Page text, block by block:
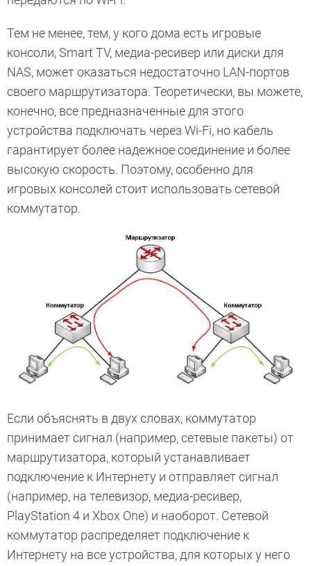
Тем не менее, тем, у кого дома есть игровые
консоли, Smart TV, медиа-ресивер или диски для
NAS, может оказаться недостаточно LAN-портов
своего маршрутизатора. Теоретически, вы можете,
конечно, все предназначенные для этого
устройства подключать через Wi-Fi, но кабель
гарантирует более надежное соединение и более
высокую скорость. Поэтому, особенно для
игровых консолей стоит использовать сетевой
коммутатор.
Если объяснять в двух словах, коммутатор
принимает сигнал (например, сетевые пакеты) от
маршрутизатора, который устанавливает
подключение к Интернету и отправляет сигнал
(например, на телевизор, медиа-ресивер,
PlayStation 4 и Xbox One) и наоборот. Сетевой
коммутатор распределяет подключение к
Интернету на все устройства, для которых у него